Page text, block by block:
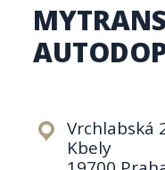
MYTRANS
Vrchlabská
Kbely